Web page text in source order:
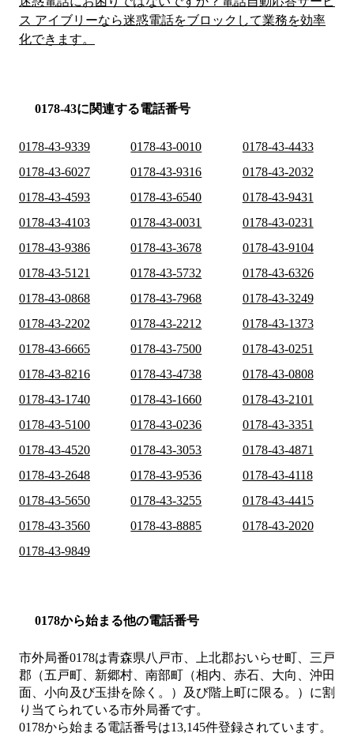
ス アイブリーなら迷惑電話をブロックして業務を効率
化できます。
0178-43に関連する電話番号
0178-43-9339 0178-43-0010
0178-43-4433
0178-43-6027
0178-43-9316
0178-43-2032
0178-43-4593
0178-43-6540
0178-43-9431
0178-43-4103
0178-43-0031
0178-43-0231
0178-43-9386
0178-43-3678
0178-43-9104
0178-43-5121
0178-43-5732
0178-43-6326
0178-43-0868
0178-43-7968
0178-43-3249
0178-43-2202
0178-43-2212
0178-43-1373
0178-43-6665
0178-43-7500
0178-43-0251
0178-43-8216
0178-43-4738
0178-43-0808
0178-43-1740
0178-43-1660
0178-43-2101
0178-43-5100
0178-43-0236
0178-43-3351
0178-43-4520
0178-43-3053
0178-43-4871
0178-43-2648
0178-43-9536
0178-43-4118
0178-43-5650
0178-43-3255
0178-43-4415
0178-43-3560
0178-43-8885
0178-43-2020
0178-43-9849
0178から始まる他の電話番号
市外局番0178は青森県八戸市、上北郡おいらせ町、三戸
郡（五戸町、新郷村、南部町（相内、赤石、大向、沖田
面、小向及び玉掛を除く。）及び階上町に限る。） に割
り当てられている市外局番です。
0178から始まる電話番号は13,145件登録されています。